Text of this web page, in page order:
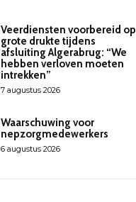
Veerdiensten voorbereid op
grote drukte tijdens
afsluiting Algerabrug: “We
hebben verloven moeten
intrekken”
7 augustus 2026
Waarschuwing voor
nepzorgmedewerkers
6 augustus 2026